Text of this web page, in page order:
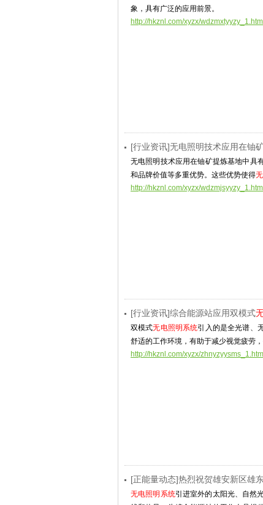
象，具有广泛的应用前景。
http://hkznl.com/xyzx/wdzmxtyyzy_1.html
[行业资讯]无电照明技术应用在铀
无电照明技术应用在铀矿提炼基地中具
和品牌价值等多重优势。这些优势使得
http://hkznl.com/xyzx/wdzmjsyyzy_1.html
[行业资讯]综合能源站应用双模式
双模式无电照明系统引入的是全光谱、
舒适的工作环境，有助于减少视觉疲劳
http://hkznl.com/xyzx/zhnyzyysms_1.html
[正能量动态]热烈祝贺雄安新区雄
无电照明系统引进室外的太阳光、自然